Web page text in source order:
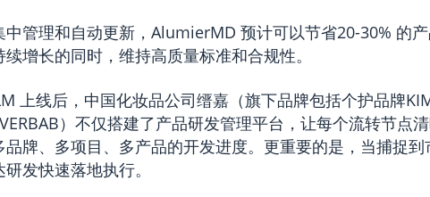
中管理和自动更新，AlumierMD 预计可以节省20-30% 的
增长的同时，维持高质量标准和合规性。
上线后，中国化妆品公司缙嘉（旗下品牌包括个护品牌
）不仅搭建了产品研发管理平台，让每个流转节点
品牌、多项目、多产品的开发进度。更重要的是，当捕捉
发快速落地执行。